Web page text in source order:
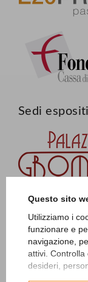
Questo sito
Utilizziamo i
funzionare e
navigazione,
attivi. Controlla
desideri,
Sedi